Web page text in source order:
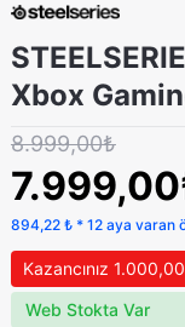
Xbox
8.999,00₺
894,22 ₺ * 12 aya varan
Kazancınız
Web Stokta Var